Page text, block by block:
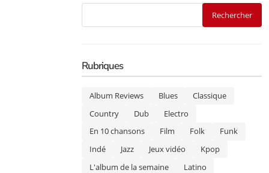
Rubriques
Album Reviews Blues
Classique
Country
Dub
Electro
En 10 chansons
Film Folk
Funk
Indé
Jazz Jeux vidéo
Kpop
L'album de la semaine
Latino